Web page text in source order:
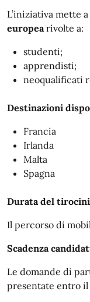
L’iniziativa mette
europea rivolte a:
studenti;
apprendisti;
neoqualificati
Destinazioni
Francia
Irlanda
Malta
Spagna
Durata del
Il percorso di
Scadenza
Le domande di
presentate entro il